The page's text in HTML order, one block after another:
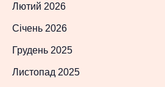
Лютий 2026
Січень 2026
Грудень 2025
Листопад 2025